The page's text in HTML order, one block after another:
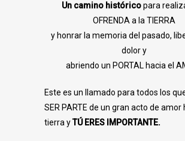
Un camino históricopara
OFRENDA a la TIERRA
y honrar la memoria del pasado,
dolor y
abriendo un PORTAL hacia el
Este es un llamado para todos los
SER PARTE de un gran acto de amor
tierra yTÚ ERES IMPORTANTE.